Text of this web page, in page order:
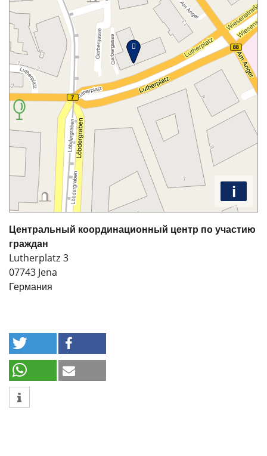
i
Центральный координационный центр по участию
граждан
Lutherplatz 3
07743 Jena
Германия